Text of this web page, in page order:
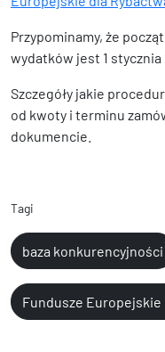
Przypominamy, że
wydatków jest 1 stycznia
Szczegóły jakie
od kwoty i terminu
dokumencie.
Tagi
baza konkurencyjności
Fundusze Europejskie